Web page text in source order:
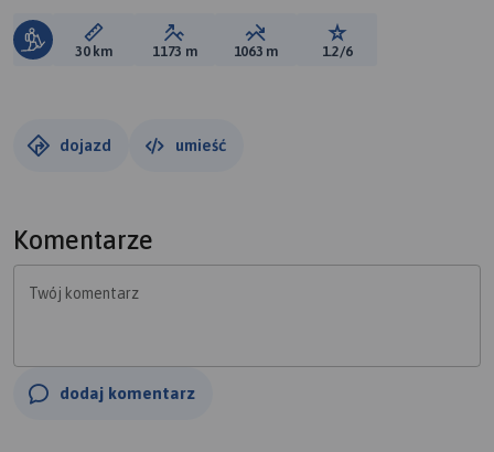
Długość trasy:
30 km Suma przewyższeń:
1173 m Suma spadków:
1063 m Ocena trasy:
1.2/6
dojazd umieść
Komentarze
Twój komentarz
dodaj komentarz